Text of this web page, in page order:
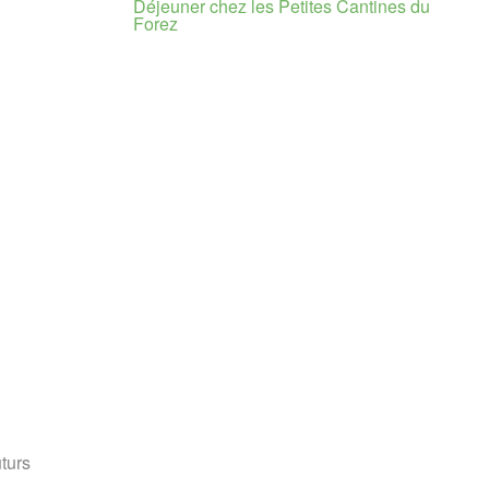
Déjeuner chez les Petites Cantines du
Forez